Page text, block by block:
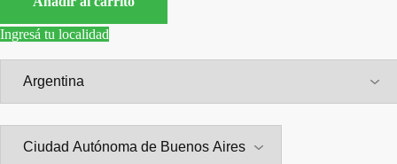
Ingresá tu localidad